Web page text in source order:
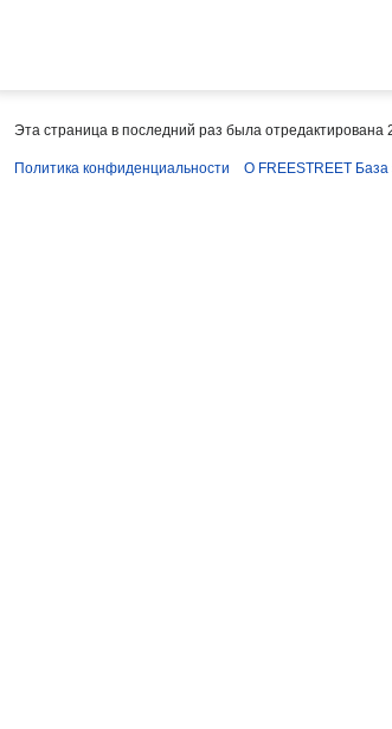
Эта страница в последний раз была отредактирована
Политика конфиденциальности О FREESTREET База